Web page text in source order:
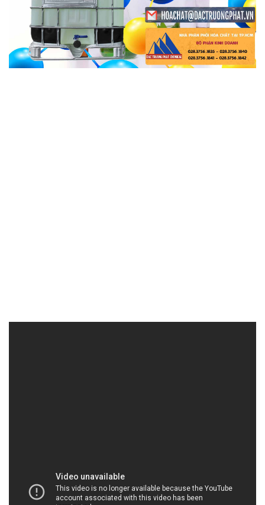
phối hóa chất tại Thành phố Hồ Chí Minh
Công ty hóa chất Đắc Trường Phát tự hào là một